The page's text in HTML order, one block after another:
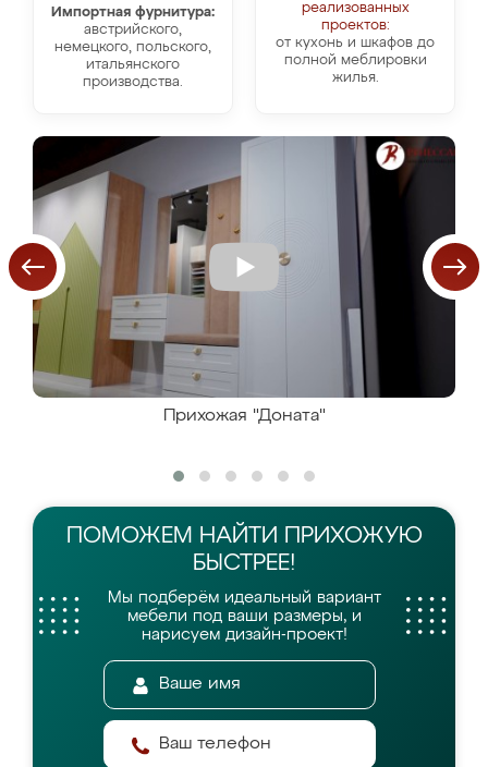
Импортная фурнитура:
австрийского,
немецкого, польского,
итальянского
производства.
реализованных
проектов:
от кухонь и шкафов до
полной меблировки
жилья.
Прихожая "Доната"
ПОМОЖЕМ НАЙТИ
ПРИХОЖУЮ
БЫСТРЕЕ!
Мы подберём идеальный вариант
мебели под ваши размеры, и
нарисуем дизайн-проект!